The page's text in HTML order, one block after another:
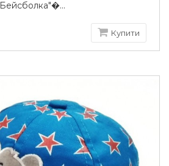
Бейсболка"�...
Купити